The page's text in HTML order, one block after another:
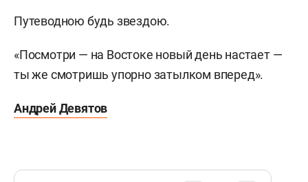
Путеводною будь звездою.
«Посмотри — на Востоке новый день настает —
ты же смотришь упорно затылком вперед».
Андрей Девятов